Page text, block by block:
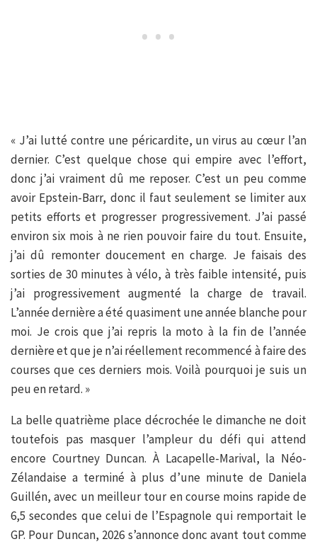
« J’ai lutté contre une péricardite, un virus au cœur l’an
dernier. C’est quelque chose qui empire avec l’effort,
donc j’ai vraiment dû me reposer. C’est un peu comme
avoir Epstein-Barr, donc il faut seulement se limiter aux
petits efforts et progresser progressivement. J’ai passé
environ six mois à ne rien pouvoir faire du tout. Ensuite,
j’ai dû remonter doucement en charge. Je faisais des
sorties de 30 minutes à vélo, à très faible intensité, puis
j’ai progressivement augmenté la charge de travail.
L’année dernière a été quasiment une année blanche pour
moi. Je crois que j’ai repris la moto à la fin de l’année
dernière et que je n’ai réellement recommencé à faire des
courses que ces derniers mois. Voilà pourquoi je suis un
peu en retard. »
La belle quatrième place décrochée le dimanche ne doit
toutefois pas masquer l’ampleur du défi qui attend
encore Courtney Duncan. À Lacapelle-Marival, la Néo-
Zélandaise a terminé à plus d’une minute de Daniela
Guillén, avec un meilleur tour en course moins rapide de
6,5 secondes que celui de l’Espagnole qui remportait le
GP. Pour Duncan, 2026 s’annonce donc avant tout comme